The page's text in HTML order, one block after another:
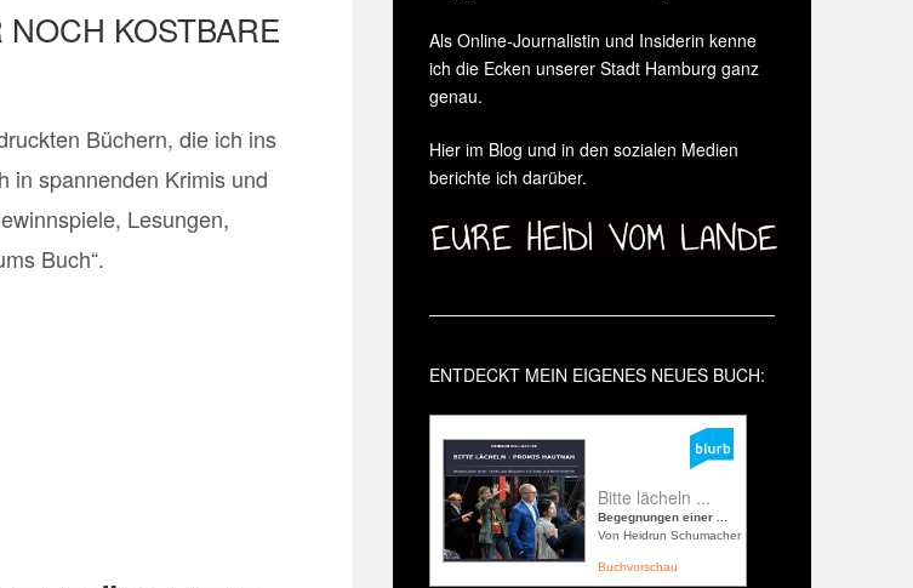
KOSTBARE
Büchern, die ich ins
in spannenden Krimis und
Lesungen,
Buch“.
Als Online-Journalistin und Insiderin kenne
ich die Ecken unserer Stadt Hamburg ganz
genau.
Hier im Blog und in den sozialen Medien
berichte ich darüber.
ENTDECKT MEIN EIGENES NEUES BUCH:
Bitte lächeln ...
Begegnungen einer ...
Von Heidrun Schumacher
Buchvorschau